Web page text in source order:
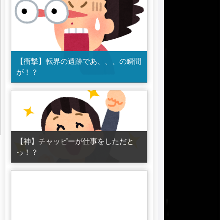
【衝撃】転界の遺跡であ、、、の瞬間
が！？
【神】チャッピーが仕事をしただと
っ！？